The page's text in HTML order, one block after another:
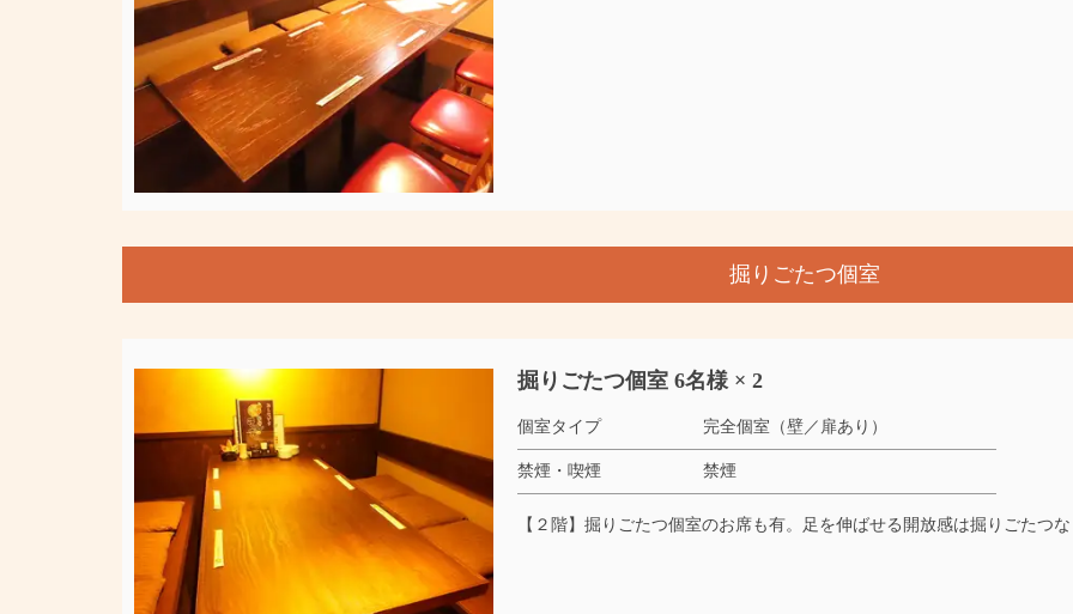
掘りごたつ個室
掘りごたつ個室 6名様 × 2
個室タイプ 完全個室（壁／扉あり）
禁煙・喫煙 禁煙
【２階】掘りごたつ個室のお席も有。足を伸ばせる開放感は掘りごたつ